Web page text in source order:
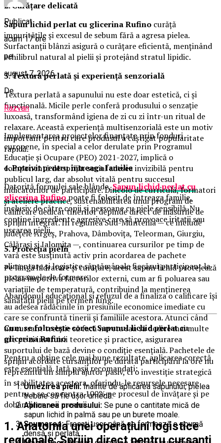
2. Curățare delicată
Sapun lichid perlat cu glicerina Rufino curăță
impuritățile și excesul de sebum fără a agresa pielea.
Surfactanții blânzi asigură o curățare eficientă, menținând
echilibrul natural al pielii și protejând stratul lipidic.
3. Textură perlată și experiență senzorială
Textura perlată a sapunului nu este doar estetică, ci și
funcțională. Micile perle conferă produsului o senzație
luxoasă, transformând igiena de zi cu zi într-un ritual de
relaxare. Această experiență multisenzorială este un motiv
important pentru care produsul a câștigat popularitate
rapidă.
4. Potrivit pentru întreaga familie
Datorită formulei sale blânde,Sapun lichid perlat cu
glicerina Rufinopoate fi folosit de întreaga familie,
inclusiv de către copii și persoane cu piele sensibilă. Nu
conține ingrediente agresive care să provoace iritații sau
uscarea pielii.
5. Protecția pielii
Pe lângă hidratare și curățare, acest sapun lichid protejează
pielea împotriva factorilor externi, cum ar fi poluarea sau
variațiile de temperatură, contribuind la menținerea
sănătății pielii pe termen lung.
Cum se folosește corect Sapunul lichid perlat cu
glicerina Rufino
Pentru a obține cele mai bune rezultate, aplicarea corectă
este esențială. Iată pașii recomandați:
Umezirea pielii:Înainte de aplicarea sapunului, pielea
trebuie să fie ușor umedă.
Aplicarea produsului: Se pune o cantitate mică de
sapun lichid în palmă sau pe un burete moale.
Spumarea:Frecați ușor până se formează o spumă
densă și perlată.
Publicat
acum 17 ore
pe
august 7, 2026
De
Razvan
Implementarea proiectelor finanțate prin fonduri
europene, în special a celor derulate prin Programul
Educație și Ocupare (PEO) 2021-2027, implică o
componentă de sprijin social adesea invizibilă pentru
publicul larg, dar absolut vitală pentru succesul
indicatorilor de participare. Dincolo de curriculă, formatori
și ateliere practice, sustenabilitatea unui program de
calificare dedicat tinerilor depinde direct de măsurile de
sprijin integrat. În regiunea Sud-Muntenia — ce include
județele Argeș, Prahova, Dâmbovița, Teleorman, Giurgiu,
Călărași și Ialomița —, continuarea cursurilor pe timp de
vară este susținută activ prin acordarea de pachete
alimentare și logistice săptămânale fiecărui participant la
programele de formare.
Abandonul educațional și refuzul de a finaliza o calificare își
au adesea rădăcinile în presiunile economice imediate cu
care se confruntă tinerii și familiile acestora. Atunci când
un cursant trebuie să facă naveta sau să dedice mai multe
ore pe zi instruirii teoretice și practice, asigurarea
suportului de bază devine o condiție esențială. Pachetele de
sprijin acordate cursanților pe durata participării la ore nu
reprezintă un simplu ajutor pasiv, ci o investiție strategică
în stabilitatea acestora, oferindu-le resursele necesare
pentru a se concentra 100% pe procesul de învățare și pe
dobândirea noii meserii.
1. Anatomia unei operațiuni logistice